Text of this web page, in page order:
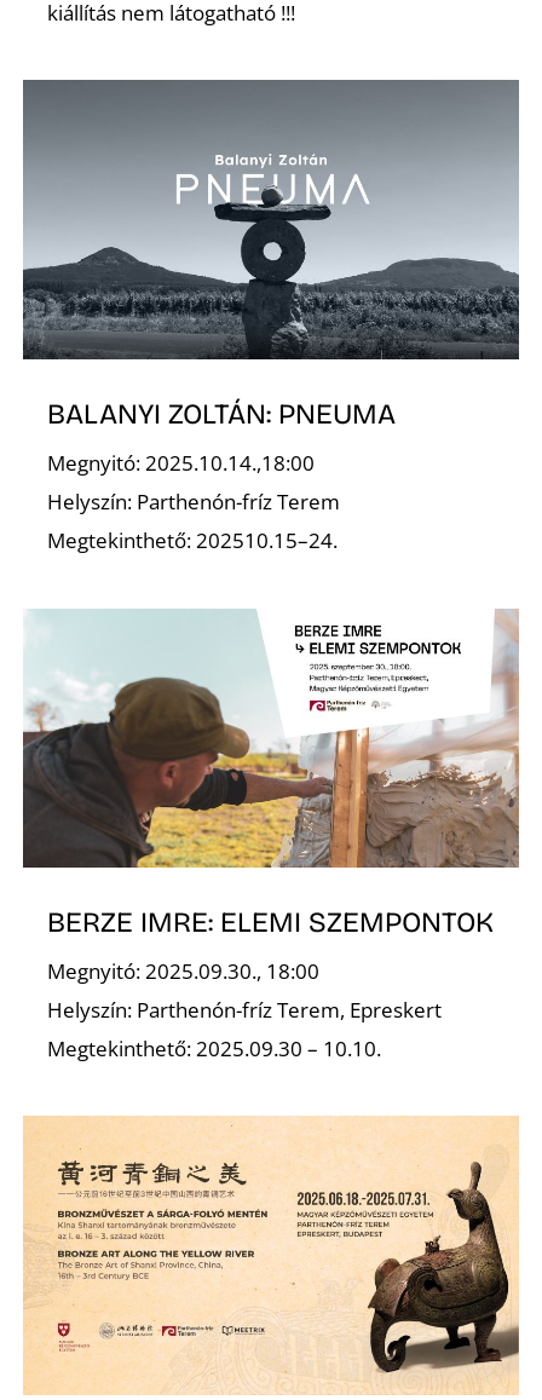
kiállítás nem látogatható !!!
BALANYI ZOLTÁN: PNEUMA
Megnyitó: 2025.10.14.,18:00
Helyszín: Parthenón-fríz Terem
Megtekinthető: 202510.15–24.
BERZE IMRE: ELEMI SZEMPONTOK
Megnyitó: 2025.09.30., 18:00
Helyszín: Parthenón-fríz Terem, Epreskert
Megtekinthető: 2025.09.30 – 10.10.